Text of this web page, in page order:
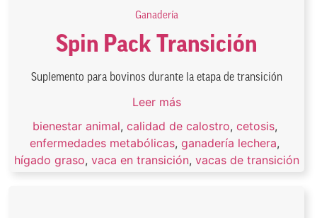
Ganadería
Spin Pack Transición
Suplemento para bovinos durante la etapa de transición
Leer más
bienestar animal, calidad de calostro, cetosis,
enfermedades metabólicas, ganadería lechera,
hígado graso, vaca en transición, vacas de transición